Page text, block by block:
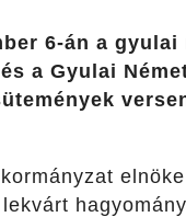
6-án a gyulai
a Gyulai